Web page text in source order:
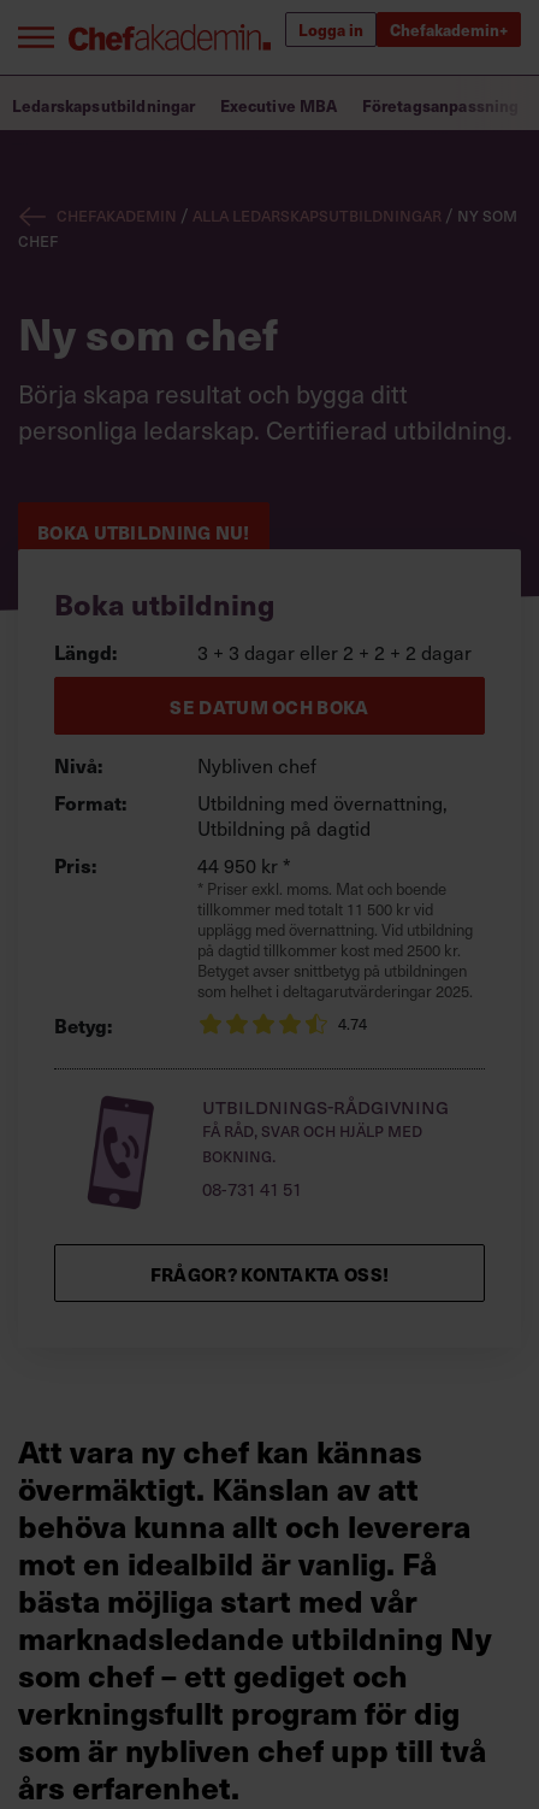
Logga in Chefakademin+
Logga in
Chefakademin+
Annonsera
Kontakta oss
Kundservice
Villkor och policy för
Sök
efter:
Bra ledare förändrar världen
Utbildning för ledare
Populära utbildningar
Ledarskapsutbildningar Executive MBA Företagsanpassning
Chefakademin /Alla ledarskapsutbildningar/ Ny som
chef
Ny som chef
Börja skapa resultat och bygga ditt
personliga ledarskap. Certifierad utbildning.
BOKA UTBILDNING NU!
Boka utbildning
Längd: 3 + 3 dagar eller 2 + 2 + 2 dagar
SE DATUM OCH BOKA
Nivå: Nybliven chef
Format:
Utbildning med övernattning,
Utbildning på dagtid
Pris: 44 950 kr *
* Priser exkl. moms. Mat och boende
tillkommer med totalt 11 500 kr vid
upplägg med övernattning. Vid utbildning
på dagtid tillkommer kost med 2500 kr.
Betyget avser snittbetyg på utbildningen
som helhet i deltagarutvärderingar 2025.
Betyg: 4.74
Utbildnings-rådgivning
Få råd, svar och hjälp med
bokning.
08-731 41 51
FRÅGOR? KONTAKTA OSS!
Att vara ny chef kan kännas
övermäktigt. Känslan av att
behöva kunna allt och leverera
mot en idealbild är vanlig. Få
bästa möjliga start med vår
marknadsledande utbildning Ny
som chef – ett gediget och
verkningsfullt program för dig
som är nybliven chef upp till två
års erfarenhet.